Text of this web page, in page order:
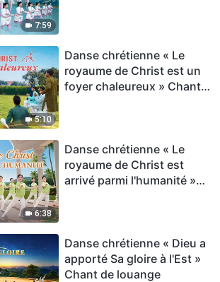
7:59
5:10
Danse chrétienne « Le
royaume de Christ est un
foyer chaleureux » Chant
6:38
Danse chrétienne « Le
royaume de Christ est
arrivé parmi l'humanité »
Danse chrétienne « Dieu a
apporté Sa gloire à l'Est »
Chant de louange